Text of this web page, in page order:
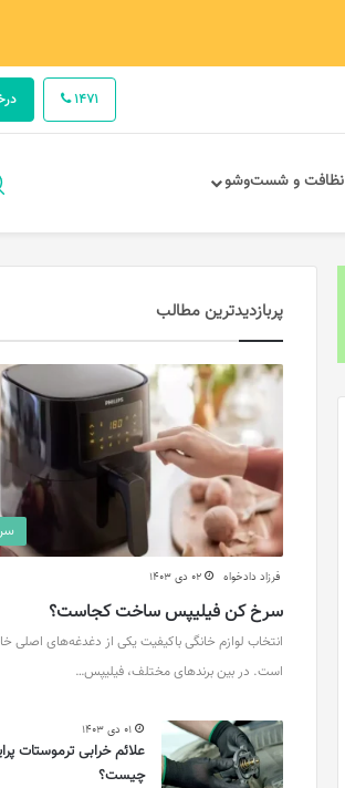
1471
نظافت و شست‌وشو
پربازدیدترین مطالب
فرزاد دادخواه 02 دی 1403
سرخ کن فیلیپس ساخت کجاست؟
انتخاب لوازم خانگی باکیفیت یکی از دغدغه‌های اصلی
است. در بین برندهای مختلف، فیلیپس…
01 دی 1403
علائم خرابی ترموستات
چیست؟